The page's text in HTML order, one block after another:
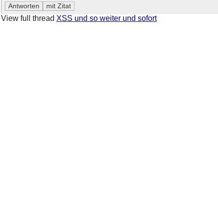
View full thread XSS und so weiter und sofort